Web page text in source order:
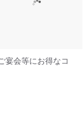
宴会等にお得なコ